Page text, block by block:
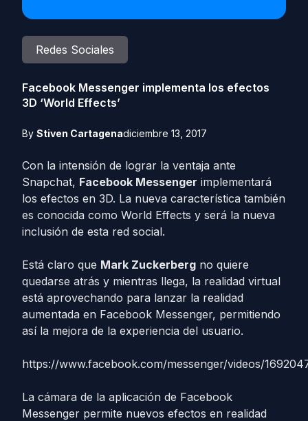
Redes Sociales
Facebook Messenger implementa los efectos
3D ‘World Effects’
By Stiven Cartagenadiciembre 13, 2017
Con la intensión de lograr la ventaja ante
Snapchat, Facebook Messenger implementará
los efectos en 3D. La nueva característica también
es conocida como World Effects y será la nueva
inclusión de esta red social.
Está claro que Mark Zuckerberg no quiere
quedarse atrás y mientras llega, la realidad virtual
está aprovechando para lanzar la realidad
aumentada en Facebook Messenger, permitiendo
así la mejora de la experiencia del usuario.
https://www.facebook.com/messenger/videos/
La cámara de la aplicación de Facebook
Messenger permite nuevos efectos en realidad